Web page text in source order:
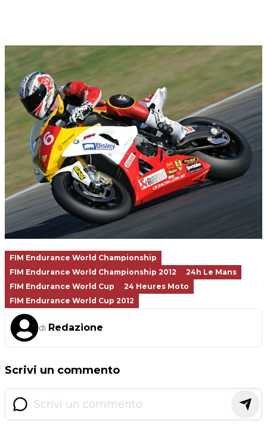
FIM Endurance World Championship
FIM Endurance World Championship 2012
24h Le Mans
FIM Endurance World Cup
24 Heures Moto
FIM Endurance World Cup 2012
di Redazione
Scrivi un commento